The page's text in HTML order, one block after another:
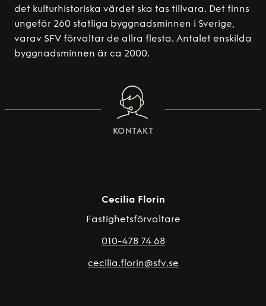
det kulturhistoriska värdet ska tas tillvara. Det finns
ungefär 260 statliga byggnadsminnen i Sverige,
varav SFV förvaltar de allra flesta. Antalet enskilda
byggnadsminnen är ca 2000.
KONTAKT
Cecilia Florin
Fastighetsförvaltare
010-478 74 68
cecilia.florin@sfv.se